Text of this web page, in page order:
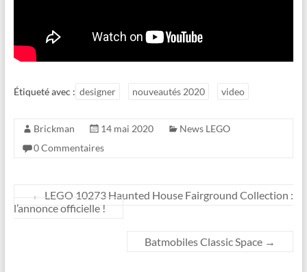
Étiqueté avec : designer nouveautés 2020 video
Brickman 14 mai 2020
News LEGO
0 Commentaires
←
LEGO 10273 Haunted House Fairground Collection :
l’annonce officielle !
Batmobiles Classic Space →